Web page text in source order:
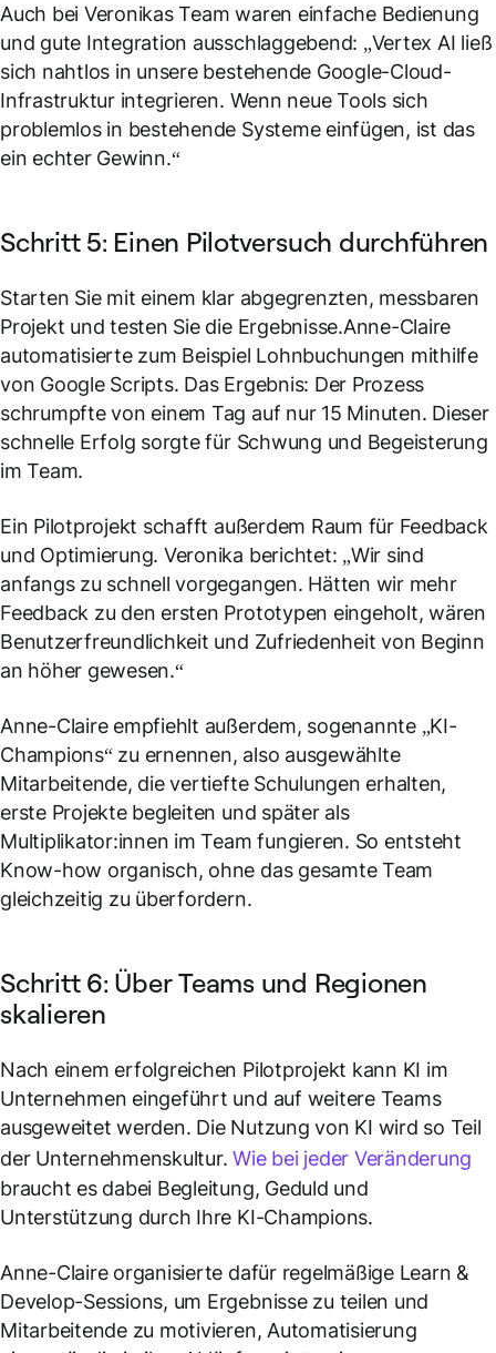
Auch bei Veronikas Team waren einfache Bedienung
und gute Integration ausschlaggebend: „Vertex AI ließ
sich nahtlos in unsere bestehende Google-Cloud-
Infrastruktur integrieren. Wenn neue Tools sich
problemlos in bestehende Systeme einfügen, ist das
ein echter Gewinn.“
Schritt 5: Einen Pilotversuch durchführen
Starten Sie mit einem klar abgegrenzten, messbaren
Projekt und testen Sie die Ergebnisse.Anne-Claire
automatisierte zum Beispiel Lohnbuchungen mithilfe
von Google Scripts. Das Ergebnis: Der Prozess
schrumpfte von einem Tag auf nur 15 Minuten. Dieser
schnelle Erfolg sorgte für Schwung und Begeisterung
im Team.
Ein Pilotprojekt schafft außerdem Raum für Feedback
und Optimierung. Veronika berichtet: „Wir sind
anfangs zu schnell vorgegangen. Hätten wir mehr
Feedback zu den ersten Prototypen eingeholt, wären
Benutzerfreundlichkeit und Zufriedenheit von Beginn
an höher gewesen.“
Anne-Claire empfiehlt außerdem, sogenannte „KI-
Champions“ zu ernennen, also ausgewählte
Mitarbeitende, die vertiefte Schulungen erhalten,
erste Projekte begleiten und später als
Multiplikator:innen im Team fungieren. So entsteht
Know-how organisch, ohne das gesamte Team
gleichzeitig zu überfordern.
Schritt 6: Über Teams und Regionen
skalieren
Nach einem erfolgreichen Pilotprojekt kann KI im
Unternehmen eingeführt und auf weitere Teams
ausgeweitet werden. Die Nutzung von KI wird so Teil
der Unternehmenskultur.Wie bei jeder Veränderung
braucht es dabei Begleitung, Geduld und
Unterstützung durch Ihre KI-Champions.
Anne-Claire organisierte dafür regelmäßige Learn &
Develop-Sessions, um Ergebnisse zu teilen und
Mitarbeitende zu motivieren, Automatisierung